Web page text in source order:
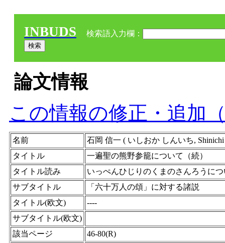
INBUDS 検索語入力欄：
論文情報
この情報の修正・追加
名前
石岡 信一 ( いしおか しんいち, Shinichi
タイトル
一遍聖の熊野参籠について（続）
タイトル読み
いっぺんひじりのくまのさんろうに
サブタイトル
「六十万人の頌」に対する諸説
タイトル(欧文)
----
サブタイトル(欧文)
該当ページ
46-80(R)